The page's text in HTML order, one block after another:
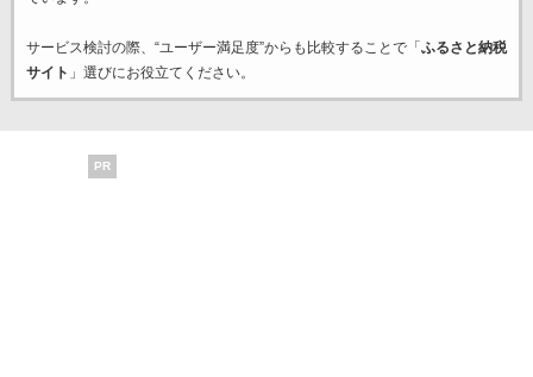
サービス検討の際、“ユーザー満足度”からも比較することで「 ふるさと納税
サイト 」選びにお役立てください。
PR